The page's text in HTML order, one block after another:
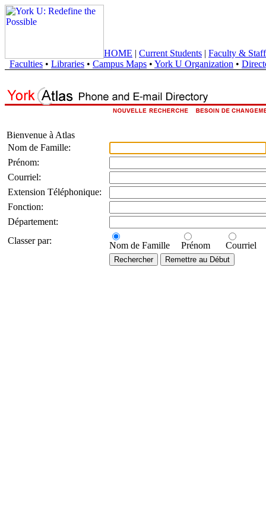
HOME | Current Students | Faculty & Staff
Faculties • Libraries • Campus Maps • York U Organization •
Bienvenue à Atlas
Nom de Famille:
Prénom:
Courriel:
Extension Téléphonique:
Fonction:
Département:
Classer par:
Nom de Famille Prénom Courriel